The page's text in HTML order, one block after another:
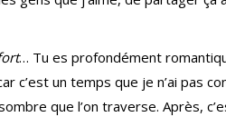
… Tu es profondément
c’est un temps que je n’ai pas
que l’on traverse. Après,